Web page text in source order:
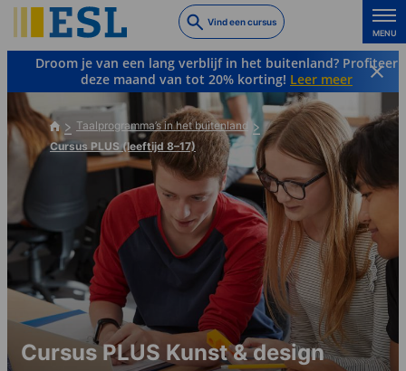
to
main
content
Vind een cursus
MENU
Droom je van een lang verblijf in het buitenland? Profiteer
deze maand van tot 20% korting! Leer meer
Taalprogramma’s in het buitenland
Cursus PLUS (leeftijd 8–17)
Cursus PLUS Kunst & design